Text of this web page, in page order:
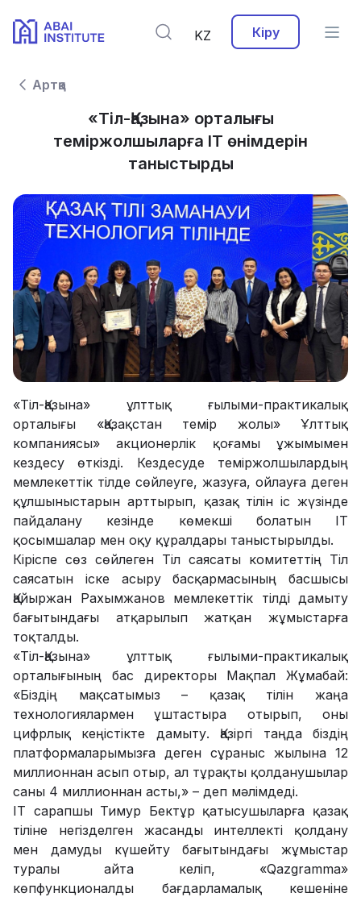
KZ Кіру
Артқа
«Тіл-Қазына» орталығы
теміржолшыларға ІТ өнімдерін
таныстырды
«Тіл-Қазына» ұлттық ғылыми-практикалық
орталығы «Қазақстан темір жолы» Ұлттық
компаниясы» акционерлік қоғамы ұжымымен
кездесу өткізді. Кездесуде теміржолшылардың
мемлекеттік тілде сөйлеуге, жазуға, ойлауға деген
құлшыныстарын арттырып, қазақ тілін іс жүзінде
пайдалану кезінде көмекші болатын ІТ
қосымшалар мен оқу құралдары таныстырылды.
Кіріспе сөз сөйлеген Тіл саясаты комитеттің Тіл
саясатын іске асыру басқармасының басшысы
Қайыржан Рахымжанов мемлекеттік тілді дамыту
бағытындағы атқарылып жатқан жұмыстарға
тоқталды.
«Тіл-Қазына» ұлттық ғылыми-практикалық
орталығының бас директоры Мақпал Жұмабай:
«Біздің мақсатымыз – қазақ тілін жаңа
технологиялармен ұштастыра отырып, оны
цифрлық кеңістікте дамыту. Қазіргі таңда біздің
платформаларымызға деген сұраныс жылына 12
миллионнан асып отыр, ал тұрақты қолданушылар
саны 4 миллионнан асты,» – деп мәлімдеді.
ІТ сарапшы Тимур Бектұр қатысушыларға қазақ
тіліне негізделген жасанды интеллекті қолдану
мен дамуды күшейту бағытындағы жұмыстар
туралы айта келіп, «Qazgramma»
көпфункционалды бағдарламалық кешеніне